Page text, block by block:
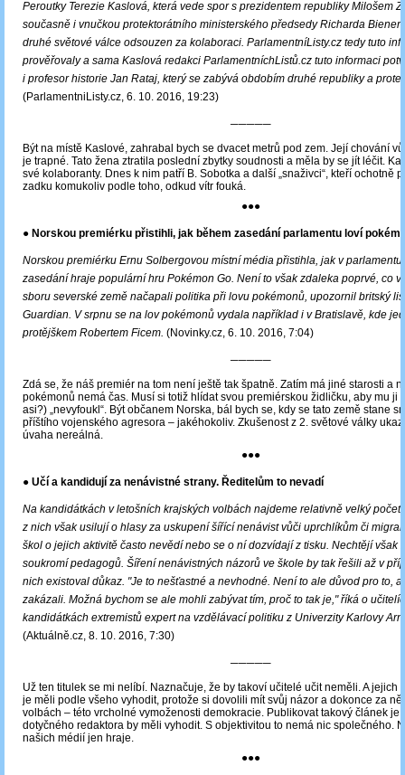
Peroutky Terezie Kaslová, která vede spor s prezidentem republiky Milošem
současně i vnučkou protektorátního ministerského předsedy Richarda
druhé světové válce odsouzen za kolaboraci. ParlamentníListy.cz tedy tuto
prověřovaly a sama Kaslová redakci ParlamentníchListů.cz tuto informaci
i profesor historie Jan Rataj, který se zabývá obdobím druhé republiky a
(ParlamentniListy.cz, 6. 10. 2016, 19:23)
─────
Být na místě Kaslové, zahrabal bych se dvacet metrů pod zem. Její chování
je trapné. Tato žena ztratila poslední zbytky soudnosti a měla by se jít léčit.
své kolaboranty. Dnes k nim patří B. Sobotka a další „snaživci“, kteří ochotně
zadku komukoliv podle toho, odkud vítr fouká.
●●●
● Norskou premiérku přistihli, jak během zasedání parlamentu loví
Norskou premiérku Ernu Solbergovou místní média přistihla, jak v parlamentu
zasedání hraje populární hru Pokémon Go. Není to však zdaleka poprvé, co
sboru severské země načapali politika při lovu pokémonů, upozornil britský
Guardian. V srpnu se na lov pokémonů vydala například i v Bratislavě, kde
protějškem Robertem Ficem. (Novinky.cz, 6. 10. 2016, 7:04)
─────
Zdá se, že náš premiér na tom není ještě tak špatně. Zatím má jiné starosti a
pokémonů nemá čas. Musí si totiž hlídat svou premiérskou židličku, aby mu ji
asi?) „nevyfoukl“. Být občanem Norska, bál bych se, kdy se tato země stane
příštího vojenského agresora – jakéhokoliv. Zkušenost z 2. světové války
úvaha nereálná.
●●●
● Učí a kandidují za nenávistné strany. Ředitelům to nevadí
Na kandidátkách v letošních krajských volbách najdeme relativně velký počet
z nich však usilují o hlasy za uskupení šířící nenávist vůči uprchlíkům či
škol o jejich aktivitě často nevědí nebo se o ní dozvídají z tisku. Nechtějí však
soukromí pedagogů. Šíření nenávistných názorů ve škole by tak řešili až v
nich existoval důkaz. "Je to nešťastné a nevhodné. Není to ale důvod pro to,
zakázali. Možná bychom se ale mohli zabývat tím, proč to tak je," říká o
kandidátkách extremistů expert na vzdělávací politiku z Univerzity Karlovy
(Aktuálně.cz, 8. 10. 2016, 7:30)
─────
Už ten titulek se mi nelíbí. Naznačuje, že by takoví učitelé učit neměli. A jejich
je měli podle všeho vyhodit, protože si dovolili mít svůj názor a dokonce za
volbách – této vrcholné vymoženosti demokracie. Publikovat takový článek je
dotyčného redaktora by měli vyhodit. S objektivitou to nemá nic společného.
našich médií jen hraje.
●●●